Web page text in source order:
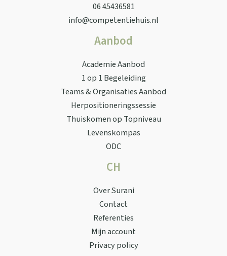
06 45436581
info@competentiehuis.nl
Aanbod
Academie Aanbod
1 op 1 Begeleiding
Teams & Organisaties Aanbod
Herpositioneringssessie
Thuiskomen op Topniveau
Levenskompas
ODC
CH
Over Surani
Contact
Referenties
Mijn account
Privacy policy